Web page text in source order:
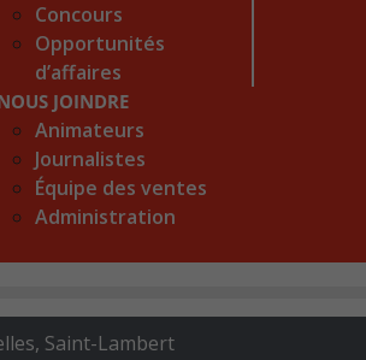
Concours
Opportunités
d’affaires
JOINDRE
Animateurs
Journalistes
Équipe des ventes
Administration
, Saint-Lambert